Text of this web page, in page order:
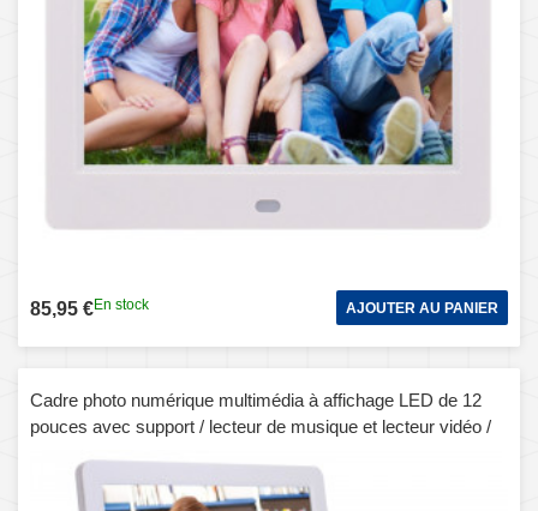
85,95 €En stock AJOUTER AU PANIER
Cadre photo numérique multimédia à affichage LED de 12
pouces avec support / lecteur de musique et lecteur vidéo /
parleur stéréo intégré (blanc)